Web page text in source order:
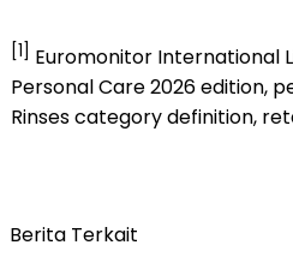
[1] Euromonitor International
Personal Care 2026 edition,
Rinses category definition,
Berita Terkait